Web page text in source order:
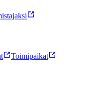
Toimipaikat